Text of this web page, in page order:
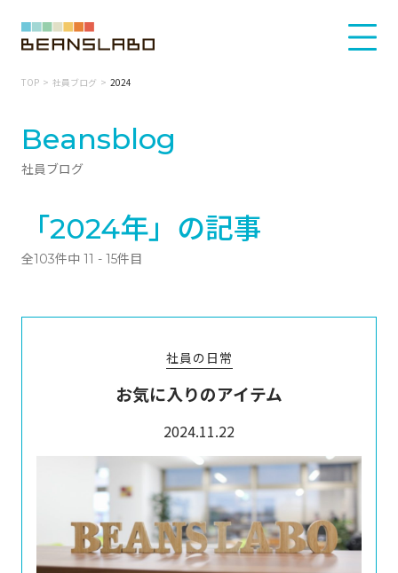
TOP 社員ブログ 2024
Beansblog
社員ブログ
「2024年」の記事
全103件中 11 - 15件目
社員の日常
お気に入りのアイテム
2024.11.22